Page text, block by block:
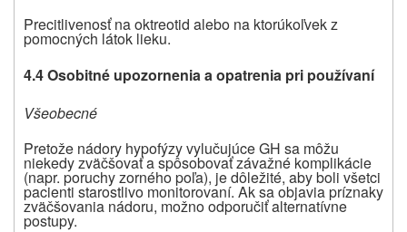
Precitlivenosť na oktreotid alebo na ktorúkoľvek z
pomocných látok lieku.
4.4 Osobitné upozornenia a opatrenia pri používaní
Všeobecné
Pretože nádory hypofýzy vylučujúce GH sa môžu
niekedy zväčšovať a spôsobovať závažné komplikácie
(napr. poruchy zorného poľa), je dôležité, aby boli všetci
pacienti starostlivo monitorovaní. Ak sa objavia príznaky
zväčšovania nádoru, možno odporučiť alternatívne
postupy.